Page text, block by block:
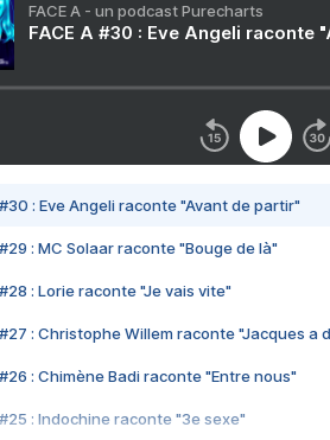
FACE A - un podcast Purecharts
FACE A #30 : Eve Angeli raconte
#30 : Eve Angeli raconte "Avant de partir"
#29 : MC Solaar raconte "Bouge de là"
#28 : Lorie raconte "Je vais vite"
#27 : Christophe Willem raconte "Jacques a
#26 : Chimène Badi raconte "Entre nous"
#25 : Indochine raconte "3e sexe"